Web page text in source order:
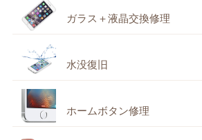
ガラス＋液晶交換修理
水没復旧
ホームボタン修理